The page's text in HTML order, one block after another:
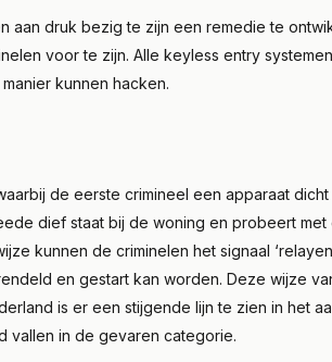
aan druk bezig te zijn een remedie te
voor te zijn. Alle keyless entry
kunnen hacken.
de eerste crimineel een apparaat
dief staat bij de woning en probeert
kunnen de criminelen het signaal
en gestart kan worden. Deze wijze
is er een stijgende lijn te zien in het
vallen in de gevaren categorie.